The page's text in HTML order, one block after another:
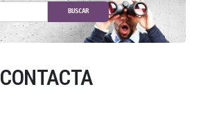
BUSCAR
CONTACTA